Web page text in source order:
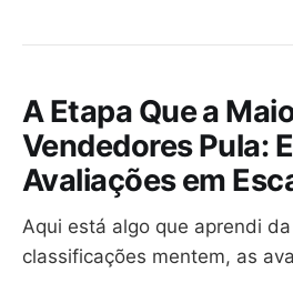
A Etapa Que a
Vendedores Pula:
Avaliações em
Aqui está algo que aprendi
classificações mentem, as